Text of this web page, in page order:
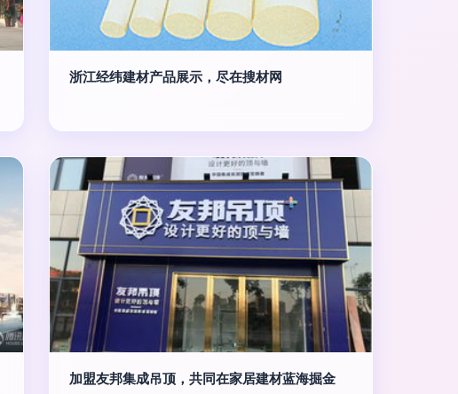
浙江经纬建材产品展示，尽在搜材网
加盟友邦集成吊顶，共同在家居建材蓝海掘金